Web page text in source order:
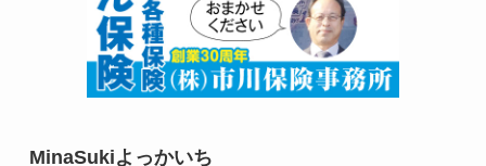
MinaSukiよっかいち